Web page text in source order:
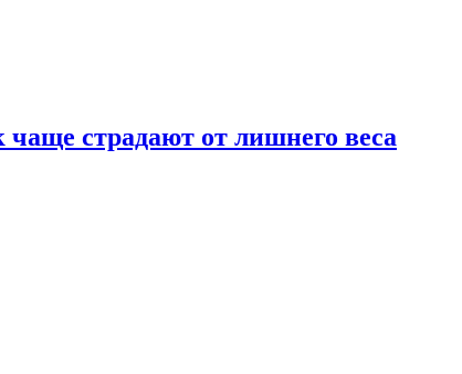
страдают от лишнего веса